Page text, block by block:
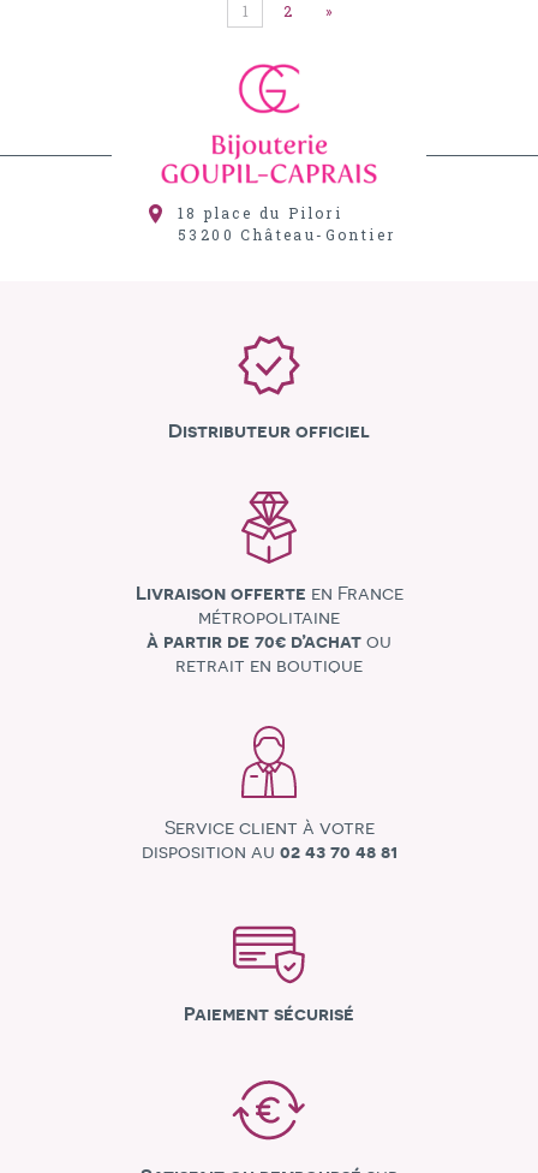
1 2 »
18 place du Pilori
53200Château-Gontier
Distributeur officiel
Livraison offerte en France
métropolitaine
à partir de 70€ d’achat ou
retrait en boutique
Service client à votre
disposition au 02 43 70 48 81
Paiement sécurisé